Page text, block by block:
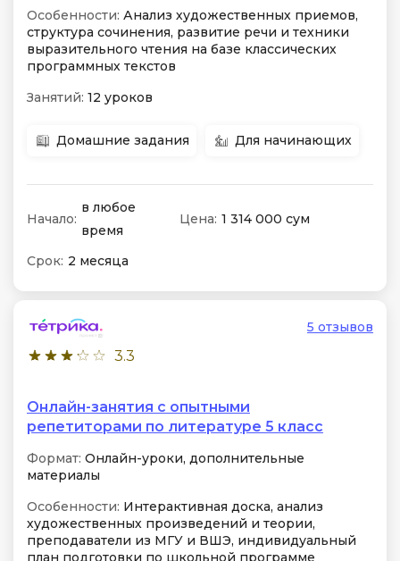
Особенности: Анализ художественных приемов,
структура сочинения, развитие речи и техники
выразительного чтения на базе классических
программных текстов
Занятий: 12 уроков
Домашние задания Для начинающих
Начало:
в любое
время
Цена: 1 314 000 сум
Срок: 2 месяца
3.3
5 отзывов
Онлайн-занятия с опытными
репетиторами по литературе 5 класс
Формат: Онлайн-уроки, дополнительные
материалы
Особенности: Интерактивная доска, анализ
художественных произведений и теории,
преподаватели из МГУ и ВШЭ, индивидуальный
план подготовки по школьной программе